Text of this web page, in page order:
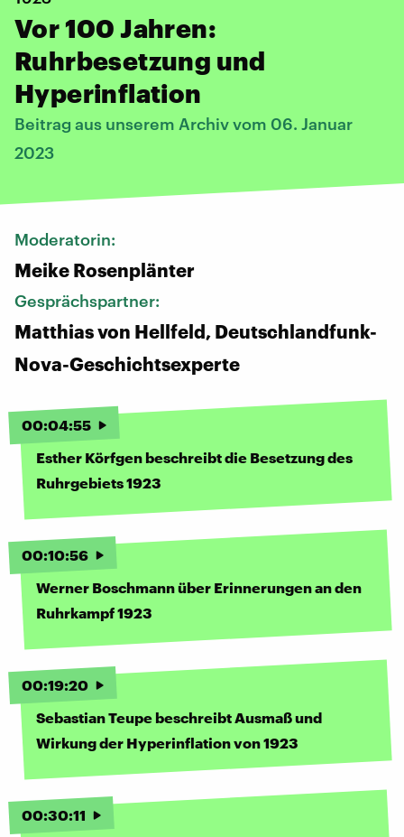
Vor 100 Jahren:
Ruhrbesetzung und
Hyperinflation
Beitrag aus unserem Archiv vom 06. Januar
2023
Moderatorin:
Meike Rosenplänter
Gesprächspartner:
Matthias von Hellfeld, Deutschlandfunk-
Nova-Geschichtsexperte
00:04:55
Esther Körfgen beschreibt die Besetzung des
Ruhrgebiets 1923
00:10:56
Werner Boschmann über Erinnerungen an den
Ruhrkampf 1923
00:19:20
Sebastian Teupe beschreibt Ausmaß und
Wirkung der Hyperinflation von 1923
00:30:11